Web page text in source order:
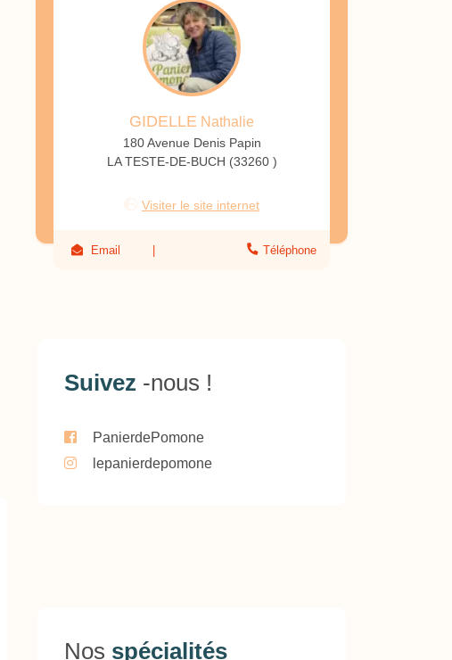
GIDELLE Nathalie
180 Avenue Denis Papin
LA TESTE-DE-BUCH (33260 )
Visiter le site internet
Email Téléphone
Suivez -nous !
PanierdePomone
lepanierdepomone
Nos spécialités